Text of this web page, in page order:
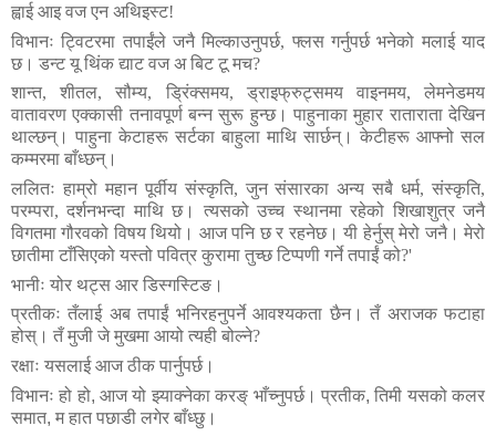
ह्वाई आइ वज एन अथिइस्ट!
विभानः ट्विटरमा तपाईंले जनै मिल्काउनुपर्छ, फ्लस गर्नुपर्छ भनेको मलाई याद
छ। डन्ट यू थिंक द्याट वज अ बिट टू मच?
शान्त,शीतल,सौम्य, ड्रिंक्समय, ड्राइफ्रुट्समय वाइनमय,लेमनेडमय
वातावरण एक्कासी तनावपूर्ण बन्न सुरू हुन्छ। पाहुनाका मुहार राताराता देखिन
थाल्छन्। पाहुना केटाहरू सर्टका बाहुला माथि सार्छन्। केटीहरू आफ्नो सल
कम्मरमा बाँध्छन्।
ललितः हाम्रो महान पूर्वीय संस्कृति, जुन संसारका अन्य सबै धर्म,संस्कृति,
परम्परा,दर्शनभन्दा माथि छ। त्यसको उच्च स्थानमा रहेको शिखाशुत्र जनै
विगतमा गौरवको विषय थियो। आज पनि छ र रहनेछ। यी हेर्नुस् मेरो जनै। मेरो
छातीमा टाँसिएको यस्तो पवित्र कुरामा तुच्छ टिप्पणी गर्ने तपाईं को?'
भानीः योर थट्स आर डिस्गस्टिङ।
प्रतीकः तँलाई अब तपाईं भनिरहनुपर्ने आवश्यकता छैन। तँ अराजक फटाहा
होस्। तँ मुजी जे मुखमा आयो त्यही बोल्ने?
रक्षाः यसलाई आज ठीक पार्नुपर्छ।
विभानः हो हो,आज यो झ्याक्नेका करङ् भाँच्नुपर्छ। प्रतीक,तिमी यसको कलर
समात, म हात पछाडी लगेर बाँध्छु।